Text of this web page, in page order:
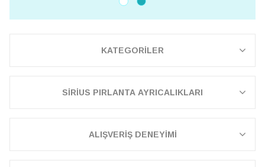
KATEGORİLER
SİRİUS PIRLANTA AYRICALIKLARI
ALIŞVERİŞ DENEYİMİ